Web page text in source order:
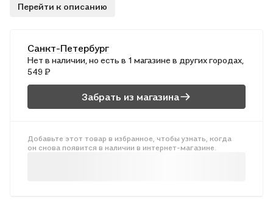
- систематизировать знания;
процессе;
- существенно облегчить процесс усвоения сложных
- способствовать быстрому запоминанию материала;
- дисциплинировать мышление.
Перейти к описанию
Санкт-Петербург
Нет в наличии, но есть в 1 магазине в других городах,
549 ₽
Забрать из магазина
Добавьте этот товар в избранное, чтобы узнать, когда
он снова появится в наличии в интернет-магазине.